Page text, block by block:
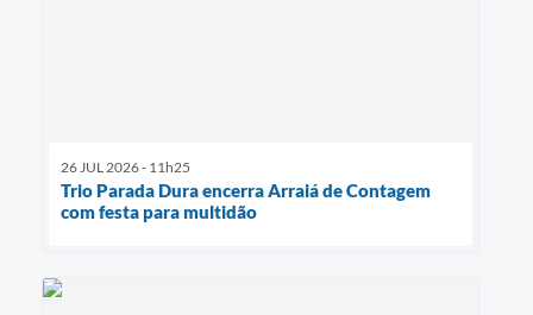
26 JUL 2026 - 11h25
Trio Parada Dura encerra Arraiá de Contagem
com festa para multidão